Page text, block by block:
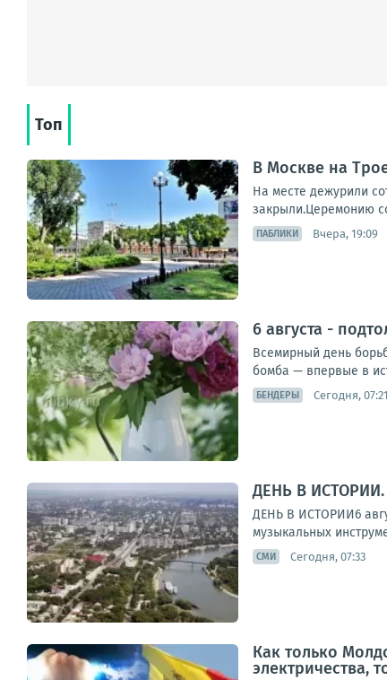
Топ
В Москве на
На месте дежурили
закрыли.Церемонию
ПАБЛИКИ Вчера, 19:09
6 августа -
Всемирный день
бомба — впервые в
БЕНДЕРЫ Сегодня, 07:21
ДЕНЬ В ИСТОРИИ.
ДЕНЬ В ИСТОРИИ6
музыкальных
СМИ Сегодня, 07:33
Как только
электричества,